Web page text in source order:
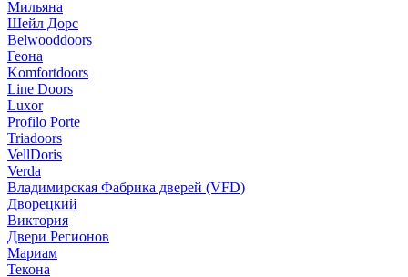
Мильяна
Шейл Дорс
Belwooddoors
Геона
Komfortdoors
Line Doors
Luxor
Profilo Porte
Triadoors
VellDoris
Verda
Владимирская Фабрика дверей (VFD)
Дворецкий
Виктория
Двери Регионов
Мариам
Текона